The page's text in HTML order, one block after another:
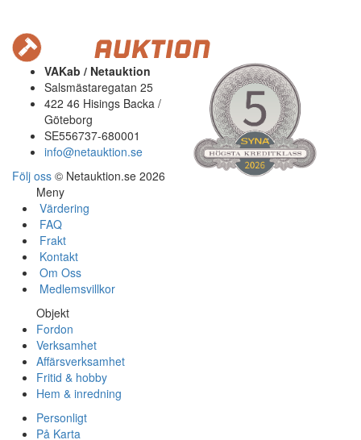
VAKab / Netauktion
Salsmästaregatan 25
422 46 Hisings Backa /
Göteborg
SE556737-680001
info@netauktion.se
Följ oss © Netauktion.se 2026
Meny
Värdering
FAQ
Frakt
Kontakt
Om Oss
Medlemsvillkor
Objekt
Fordon
Verksamhet
Affärsverksamhet
Fritid & hobby
Hem & inredning
Personligt
På Karta